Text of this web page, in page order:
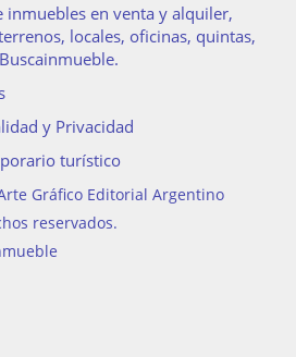
inmuebles en venta y alquiler,
locales, oficinas, quintas,
y Privacidad
turístico
Gráfico Editorial Argentino
reservados.